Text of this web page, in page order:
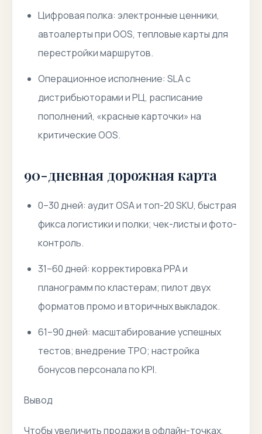
Цифровая полка: электронные ценники,
автоалерты при OOS, тепловые карты для
перестройки маршрутов.
Операционное исполнение: SLA с
дистрибьюторами и РЦ, расписание
пополнений, «красные карточки» на
критические OOS.
90-дневная дорожная карта
0–30 дней: аудит OSA и топ-20 SKU, быстрая
фикса логистики и полки; чек-листы и фото-
контроль.
31–60 дней: корректировка PPA и
планограмм по кластерам; пилот двух
форматов промо и вторичных выкладок.
61–90 дней: масштабирование успешных
тестов; внедрение TPO; настройка
бонусов персонала по KPI.
Вывод
Чтобы увеличить продажи в офлайн-точках,